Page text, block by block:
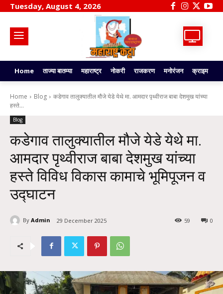
Tuesday, August 4, 2026
Home ताज्या बातम्या महाराष्ट्र नोकरी राजकरण मनोरंजन क्राइम
Home Blog
कडेगाव तालुक्यातील मौजे येडे येथे मा. आमदार पृथ्वीराज बाबा देशमुख यांच्या
हस्ते...
Blog
कडेगाव तालुक्यातील मौजे येडे येथे मा.
आमदार पृथ्वीराज बाबा देशमुख यांच्या
हस्ते विविध विकास कामाचे भूमिपूजन व
उद्घाटन
By Admin 29 December 2025 0
59